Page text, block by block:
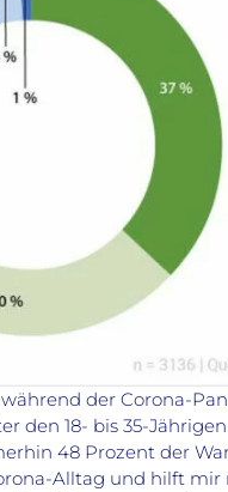
der Corona-
den 18- bis 35-
48 Prozent der
Alltag und hilft mir